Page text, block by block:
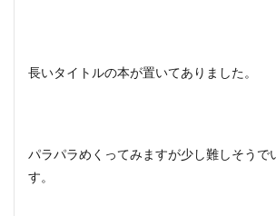
長いタイトルの本が置いてありました。
パラパラめくってみますが少し難しそうで
す。